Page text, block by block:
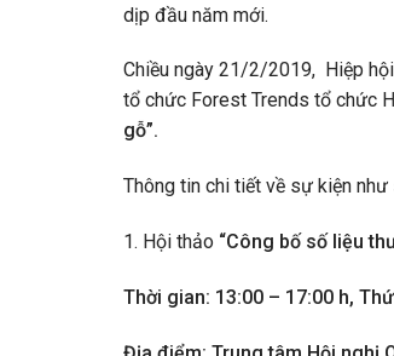
dịp đầu năm mới.
Chiều ngày 21/2/2019, Hiệp hội
tổ chức Forest Trends tổ chức
gỗ”.
Thông tin chi tiết về sự kiện như
1. Hội thảo “Công bố số liệu
Thời gian: 13:00 – 17:00 h,